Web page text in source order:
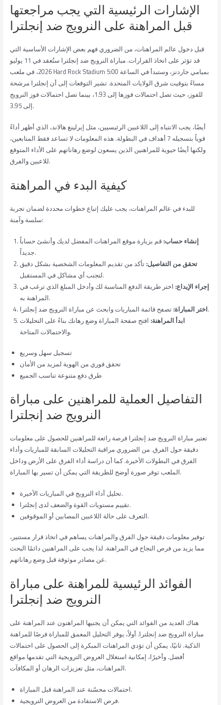
الإشارات الرئيسية التي يجب مراجعتها
قبل المراهنة على النرويج ضد إنجلترا
قبل دخول عالم المراهنات، من الضروري فهم بعض الإشارات الأساسية التي
قد تؤثر على اتخاذ القرارات. مباراة النرويج ضد إنجلترا ستُعقد في 11 يوليو
2026، في ملعب Hard Rock Stadium بميامي جاردنز، وستبدأ في الساعة 5:00
مساءً بتوقيت شرق الولايات المتحدة. تشير التوقعات إلى أن إنجلترا مرشحة
للفوز، حيث تصل احتمالات فوزها إلى 1.93، بينما تصل احتمالات فوز النرويج
إلى 3.95.
أيضًا، يجب الانتباه إلى اللاعبين الرئيسيين، مثل إيرلينغ هالاند، الذي أظهر أداءً
قوياً بتسجيله 7 أهداف في البطولة. هذه المعلومات لا تساعد فقط المتابعين،
ولكنها أيضًا حيوية للمراهنين الذين يسعون لوضع رهاناتهم على الأداء المتوقع
للاعبين والفرق.
كيفية البدء في المراهنة
للبدء في عالم المراهنات، يجب عليك إتباع خطوات محددة لضمان تجربة
سلسة وآمنة:
إنشاء حساب: قم بزيارة موقع المراهنات المفضل لديك وأنشئ حساباً
جديداً.
تحقق من التفاصيل: تأكد من تقديم المعلومات الشخصية بشكل دقيق
لتجنب أي مشاكل في المستقبل.
إجراء الإيداع: اختر طريقة الدفع المناسبة لك وأدخل المبلغ الذي ترغب في
المراهنة به.
اختر المباراة:تصفح قائمة المباريات وابحث عن مباراة النرويج ضد إنجلترا.
ابدأ المراهنة: افتح صفحة المباراة وضع رهانك بناءً على التحليلات
والاحتمالات المتاحة.
تسجيل سهل وسريع
تحقق فوري من الهوية لمزيد من الأمان
طرق دفع متنوعة تناسب الجميع
التفاصيل العملية للمراهنين على مباراة
النرويج ضد إنجلترا
تعتبر مباراة النرويج ضد إنجلترا فرصة رائعة للمراهنين للحصول على معلومات
دقيقة حول الفرق. من الضروري مراقبة التحليلات السابقة للمباريات وأداء
الفرق في البطولات الأخيرة. كما أن دراسة أداء الفرق على الأرض وداخل
الملعب توفر صورة أوضح للطريقة التي يمكن أن تسير بها المباراة.
تحليل أداء النرويج في المباريات الأخيرة.
تقييم مستويات القوة والضعف لدى إنجلترا.
التعرف على حالة اللاعبين المصابين أو الموقوفين.
توفير معلومات دقيقة حول الفرق والمراهنات يساهم في اتخاذ قرار مستنير،
مما يزيد من فرص النجاح في المراهنة. لذا يجب على المراهنين دائمًا البحث
عن مصادر موثوقة قبل وضع رهاناتهم.
الفوائد الرئيسية للمراهنة على مباراة
النرويج ضد إنجلترا
هناك العديد من الفوائد التي يمكن أن يجنيها المراهنون عند المراهنة على
مباراة النرويج ضد إنجلترا. أولاً، يوفر التحليل المعمق للمباراة فرصًا للمراهنة
الذكية. ثانيًا، يمكن أن تؤدي المراهنات المبكرة إلى الحصول على احتمالات
أفضل. وأخيرًا، إمكانية استغلال العروض الترويجية التي تقدمها مواقع
المراهنات، مثل تعزيزات الرهان أو المكافآت.
احتمالات محسّنة عند المراهنة قبل المباراة.
فرص الاستفادة من العروض الترويجية.